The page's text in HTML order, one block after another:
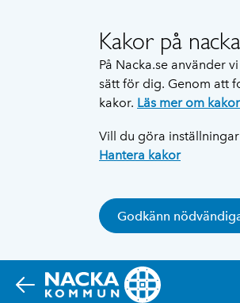
Kakor på
På Nacka.se använder
sätt för dig. Genom att
kakor. Läs mer om kakor
Vill du göra
Hantera kakor
Godkänn